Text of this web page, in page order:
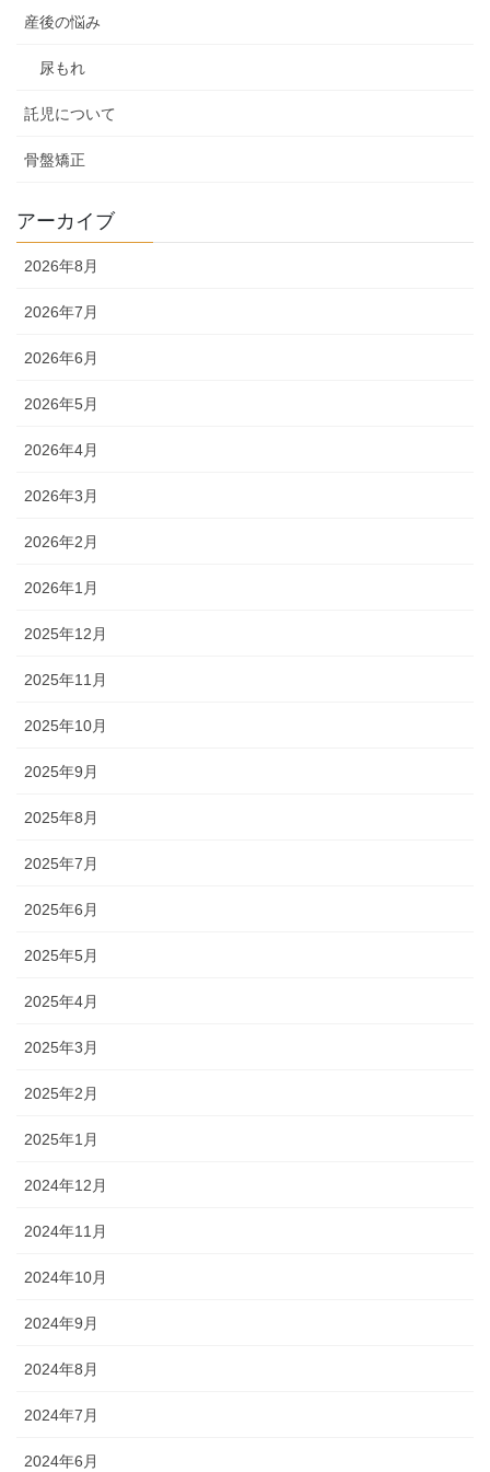
産後の悩み
尿もれ
託児について
骨盤矯正
アーカイブ
2026年8月
2026年7月
2026年6月
2026年5月
2026年4月
2026年3月
2026年2月
2026年1月
2025年12月
2025年11月
2025年10月
2025年9月
2025年8月
2025年7月
2025年6月
2025年5月
2025年4月
2025年3月
2025年2月
2025年1月
2024年12月
2024年11月
2024年10月
2024年9月
2024年8月
2024年7月
2024年6月